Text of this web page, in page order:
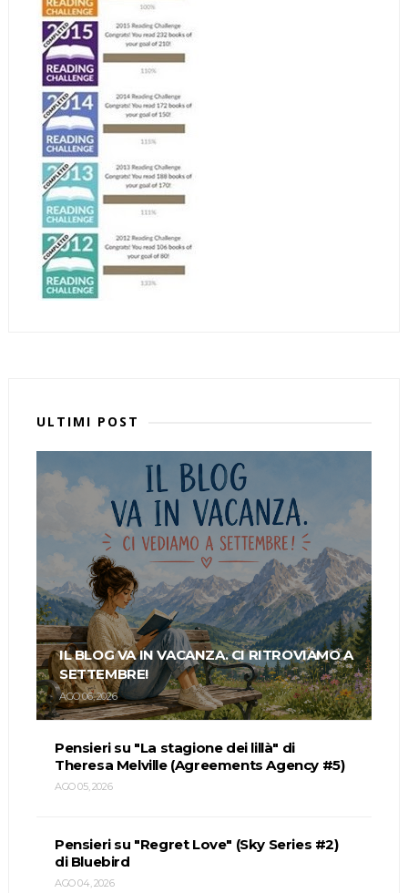
ULTIMI POST
IL BLOG VA IN VACANZA. CI RITROVIAMO A
SETTEMBRE!
AGO 06, 2026
Pensieri su "La stagione dei lillà" di
Theresa Melville (Agreements Agency #5)
AGO 05, 2026
Pensieri su "Regret Love" (Sky Series #2)
di Bluebird
AGO 04, 2026